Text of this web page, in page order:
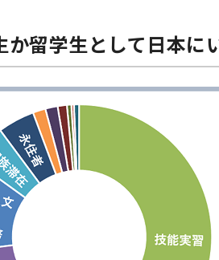
留学生として日本に